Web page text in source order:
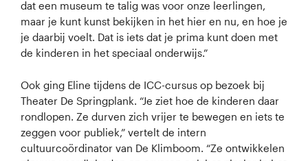
dat een museum te talig was voor onze leerlingen,
maar je kunt kunst bekijken in het hier en nu, en hoe je
je daarbij voelt. Dat is iets dat je prima kunt doen met
de kinderen in het speciaal onderwijs.”
Ook ging Eline tijdens de ICC-cursus op bezoek bij
Theater De Springplank. “Je ziet hoe de kinderen daar
rondlopen. Ze durven zich vrijer te bewegen en iets te
zeggen voor publiek,” vertelt de intern
cultuurcoördinator van De Klimboom. “Ze ontwikkelen